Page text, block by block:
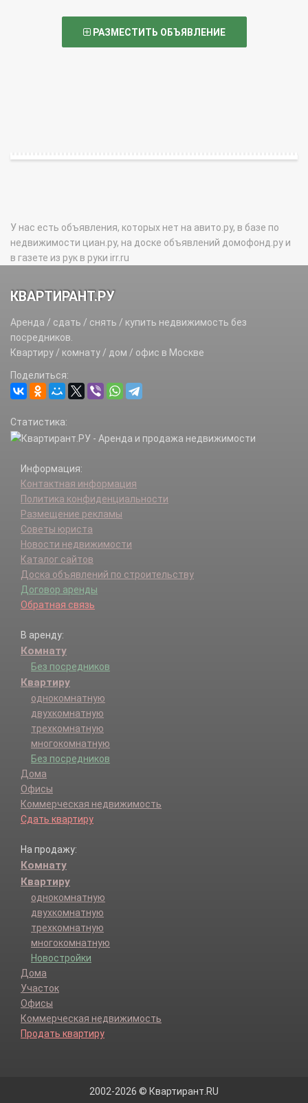
РАЗМЕСТИТЬ ОБЪЯВЛЕНИЕ
У нас есть объявления, которых нет на авито.ру, в базе по
недвижимости циан.ру, на доске объявлений домофонд.ру и
в газете из рук в руки irr.ru
КВАРТИРАНТ.РУ
Аренда / сдать / снять / купить недвижимость без
посредников.
Квартиру / комнату / дом / офис в Москве
Поделиться:
Статистика:
Информация:
Контактная информация
Политика конфиденциальности
Размещение рекламы
Советы юриста
Новости недвижимости
Каталог сайтов
Доска объявлений по строительству
Договор аренды
Обратная связь
В аренду:
Комнату
Без посредников
Квартиру
однокомнатную
двухкомнатную
трехкомнатную
многокомнатную
Без посредников
Дома
Офисы
Коммерческая недвижимость
Сдать квартиру
На продажу:
Комнату
Квартиру
однокомнатную
двухкомнатную
трехкомнатную
многокомнатную
Новостройки
Дома
Участок
Офисы
Коммерческая недвижимость
Продать квартиру
2002-2026 © Квартирант.RU